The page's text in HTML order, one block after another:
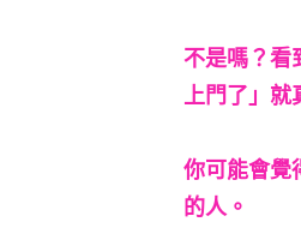
不是嗎？看
上門了」就
你可能會覺
的人。